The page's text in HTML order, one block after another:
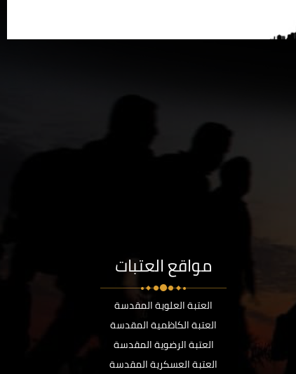
مواقع العتبات
العتبة العلوية المقدسة
العتبة الكاظمية المقدسة
العتبة الرضوية المقدسة
العتبة العسكرية المقدسة